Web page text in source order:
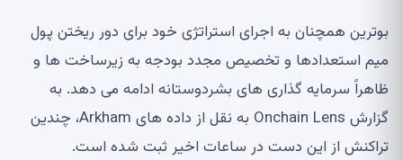
بوترین همچنان به اجرای استراتژی خود برای دور ریختن پول
میم استعدادها و تخصیص مجدد بودجه به زیرساخت ها و
ظاهراً سرمایه گذاری های بشردوستانه ادامه می دهد. به
گزارش Onchain Lens به نقل از داده های Arkham، چندین
تراکنش از این دست در ساعات اخیر ثبت شده است.